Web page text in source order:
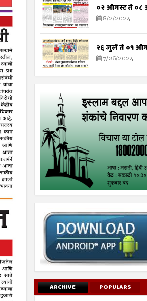
०२ ऑगस्ट ते ०८
8/2/2024
२६ जुलै ते ०१
7/26/2024
ARCHIVE POPULARS